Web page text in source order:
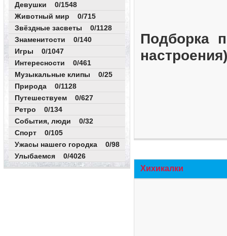
Девушки 0/1548
Животный мир 0/715
Звёздные засветы 0/1128
Знаменитости 0/140
Игры 0/1047
Интересности 0/461
Музыкальные клипы 0/25
Природа 0/1128
Путешествуем 0/627
Ретро 0/134
События, люди 0/32
Спорт 0/105
Ужасы нашего городка 0/98
Улыбаемся 0/4026
Подборка
Хихикалки